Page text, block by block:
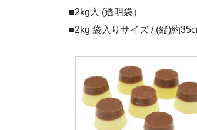
■2kg入 (透明袋）
■2kg 袋入りサイズ / (縦)約